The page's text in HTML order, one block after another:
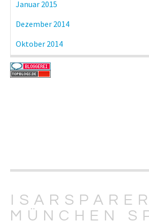
Januar 2015
Dezember 2014
Oktober 2014
MÜNCHEN